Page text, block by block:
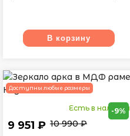
В корзину
Доступны любые размеры
Есть в наличии
9 951 ₽ 10 990 ₽
-9%